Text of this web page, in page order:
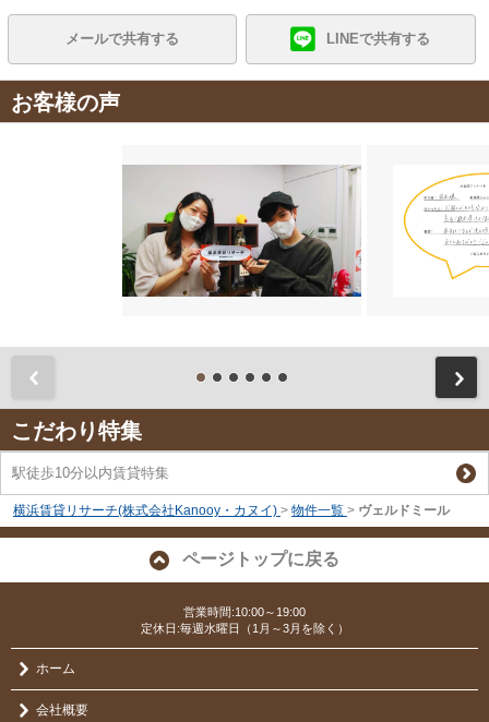
メールで共有する LINEで共有する
お客様の声
こだわり特集
駅徒歩10分以内賃貸特集
横浜賃貸リサーチ(株式会社Kanooy・カヌイ) > 物件一覧 > ヴェルドミール
ページトップに戻る
営業時間:10:00～19:00
定休日:毎週水曜日（1月～3月を除く）
ホーム
会社概要